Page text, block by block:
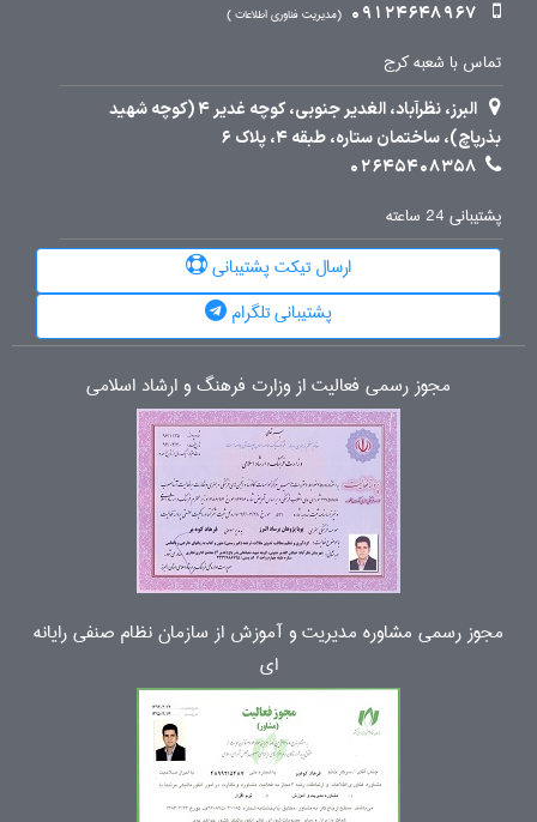
09124648967 مدیریت فناوری اطلاعات
تماس با شعبه کرج
البرز، نظرآباد، الغدیر جنوبی، کوچه غدیر 4 (کوچه شهید
بذرپاچ)، ساختمان ستاره، طبقه 4، پلاک 6
02645408358
پشتیبانی 24 ساعته
ارسال تیکت پشتیبانی
پشتیبانی تلگرام
مجوز رسمی فعالیت از وزارت فرهنگ و ارشاد اسلامی
مجوز رسمی مشاوره مدیریت و آموزش از سازمان نظام صنفی رایانه
ای